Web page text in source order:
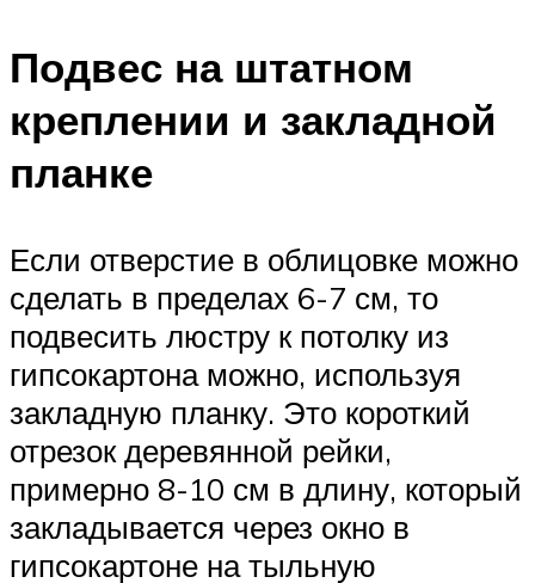
Подвес на штатном
креплении и закладной
планке
Если отверстие в облицовке можно
сделать в пределах 6-7 см, то
подвесить люстру к потолку из
гипсокартона можно, используя
закладную планку. Это короткий
отрезок деревянной рейки,
примерно 8-10 см в длину, который
закладывается через окно в
гипсокартоне на тыльную